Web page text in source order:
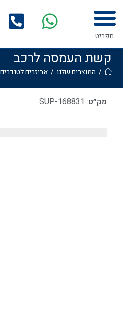
תפריט
קשת העמסה לרכב
/ המוצרים שלנו / אביזרים לטנדרים
מק״ט: SUP-168831